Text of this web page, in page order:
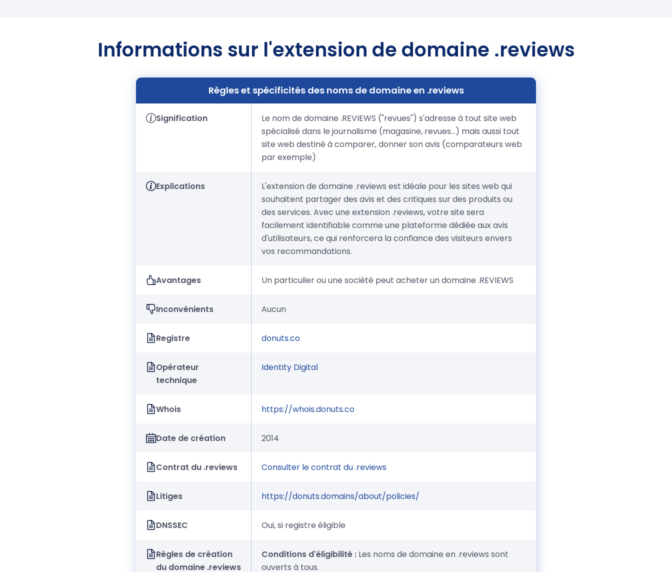
Informations sur l'extension de domaine .reviews
Règles et spécificités des noms de domaine en .reviews
Signification
Le nom de domaine .REVIEWS ("revues") s'adresse à tout site web
spécialisé dans le journalisme (magasine, revues...) mais aussi tout
site web destiné à comparer, donner son avis (comparateurs web
par exemple)
Explications
L'extension de domaine .reviews est idéale pour les sites web qui
souhaitent partager des avis et des critiques sur des produits ou
des services. Avec une extension .reviews, votre site sera
facilement identifiable comme une plateforme dédiée aux avis
d'utilisateurs, ce qui renforcera la confiance des visiteurs envers
vos recommandations.
Avantages Un particulier ou une société peut acheter un domaine .REVIEWS
Inconvénients Aucun
Registre donuts.co
Opérateur
technique
Identity Digital
Whois https://whois.donuts.co
Date de création 2014
Contrat du .reviews Consulter le contrat du .reviews
Litiges https://donuts.domains/about/policies/
DNSSEC Oui, si registre éligible
Règles de création
du domaine .reviews
Conditions d'éligibilité : Les noms de domaine en .reviews sont
ouverts à tous.